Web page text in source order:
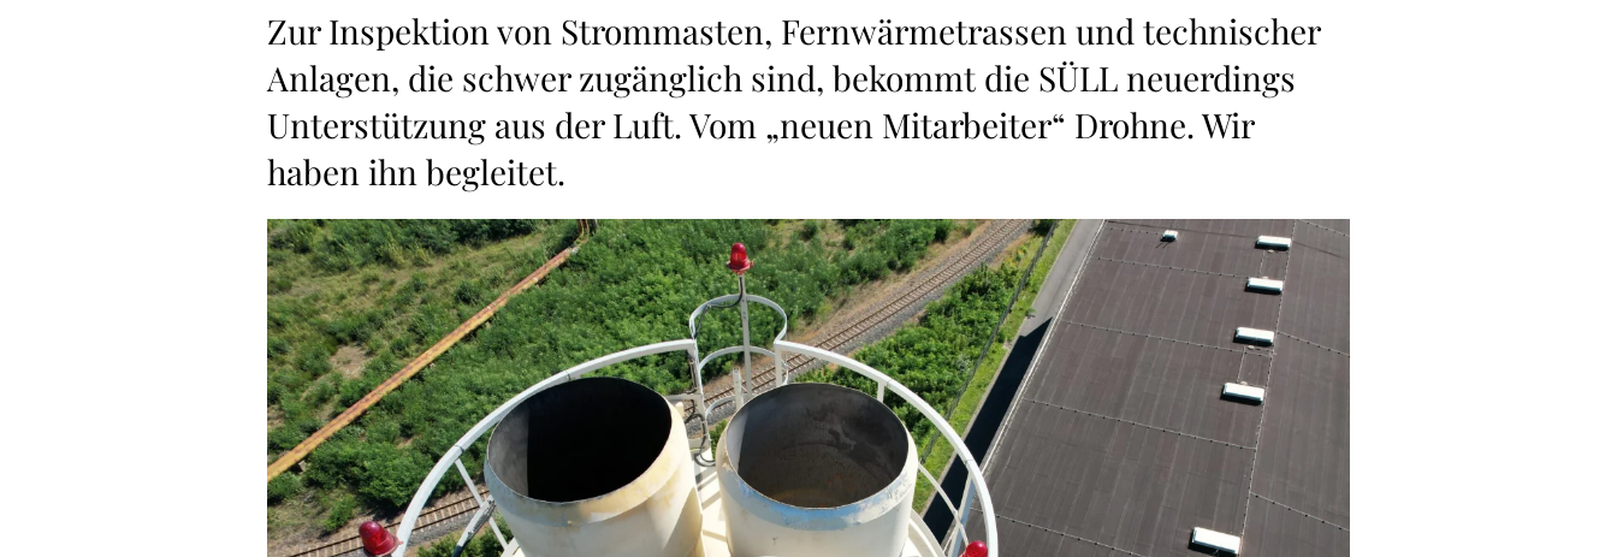
Zur Inspektion von Strommasten, Fernwärmetrassen und technischer
Anlagen, die schwer zugänglich sind, bekommt die SÜLL neuerdings
Unterstützung aus der Luft. Vom „neuen Mitarbeiter“ Drohne. Wir
haben ihn begleitet.